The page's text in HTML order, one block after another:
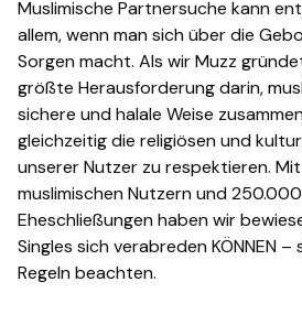
Muslimische Partnersuche kann
allem, wenn man sich über die
Sorgen macht. Als wir Muzz
größte Herausforderung darin,
sichere und halale Weise
gleichzeitig die religiösen und
unserer Nutzer zu respektieren.
muslimischen Nutzern und
Eheschließungen haben wir
Singles sich verabreden KÖNNEN –
Regeln beachten.